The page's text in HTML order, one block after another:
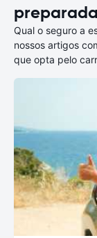
preparada
Qual o seguro a
nossos artigos
que opta pelo